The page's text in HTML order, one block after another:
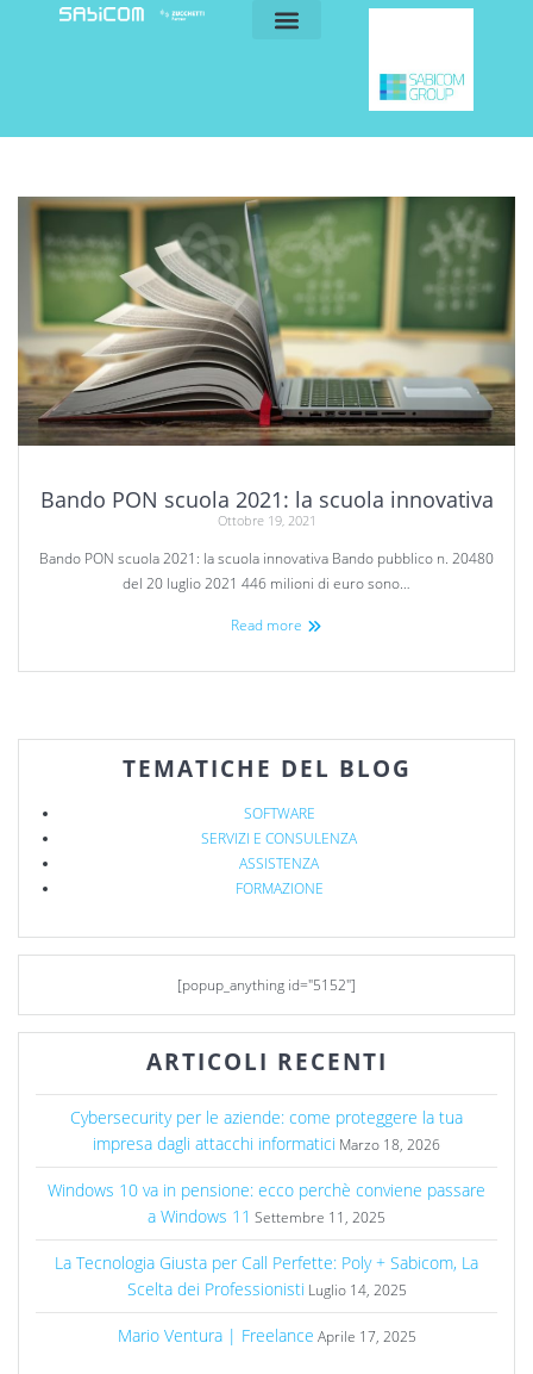
Bando PON scuola 2021: la scuola innovativa
Ottobre 19, 2021
Bando PON scuola 2021: la scuola innovativa Bando pubblico n. 20480
del 20 luglio 2021 446 milioni di euro sono…
Read more
TEMATICHE DEL BLOG
SOFTWARE
SERVIZI E CONSULENZA
ASSISTENZA
FORMAZIONE
[popup_anything id="5152"]
ARTICOLI RECENTI
Cybersecurity per le aziende: come proteggere la tua
impresa dagli attacchi informatici Marzo 18, 2026
Windows 10 va in pensione: ecco perchè conviene passare
a Windows 11 Settembre 11, 2025
La Tecnologia Giusta per Call Perfette: Poly + Sabicom, La
Scelta dei Professionisti Luglio 14, 2025
Mario Ventura | Freelance Aprile 17, 2025